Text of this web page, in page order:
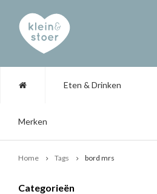
Eten & Drinken
Merken
Home Tags bord mrs
Categorieën